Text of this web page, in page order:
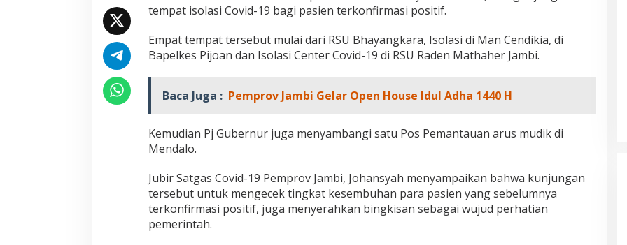
a
e
n
s
i
v
i
d
tempat isolasi Covid-19 bagi pasien terkonfirmasi positif.
Empat tempat tersebut mulai dari RSU Bhayangkara, Isolasi di Man Cendikia, di
Bapelkes Pijoan dan Isolasi Center Covid-19 di RSU Raden Mathaher Jambi.
Baca Juga : Pemprov Jambi Gelar Open House Idul Adha 1440 H
Kemudian Pj Gubernur juga menyambangi satu Pos Pemantauan arus mudik di
Mendalo.
Jubir Satgas Covid-19 Pemprov Jambi, Johansyah menyampaikan bahwa kunjungan
tersebut untuk mengecek tingkat kesembuhan para pasien yang sebelumnya
terkonfirmasi positif, juga menyerahkan bingkisan sebagai wujud perhatian
pemerintah.